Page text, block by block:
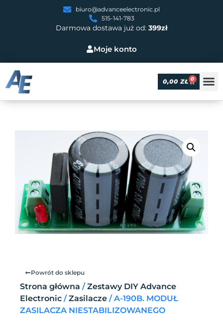
Moje konto
Darmowa dostawa już od: 399zł
biuro@advanceelectronic.pl
515-141-783
0,00 ZŁ 0
Powrót do sklepu
Strona główna /Zestawy DIY Advance
Electronic /Zasilacze / A-190B. MODUŁ
ZASILACZA NIESTABILIZOWANEGO